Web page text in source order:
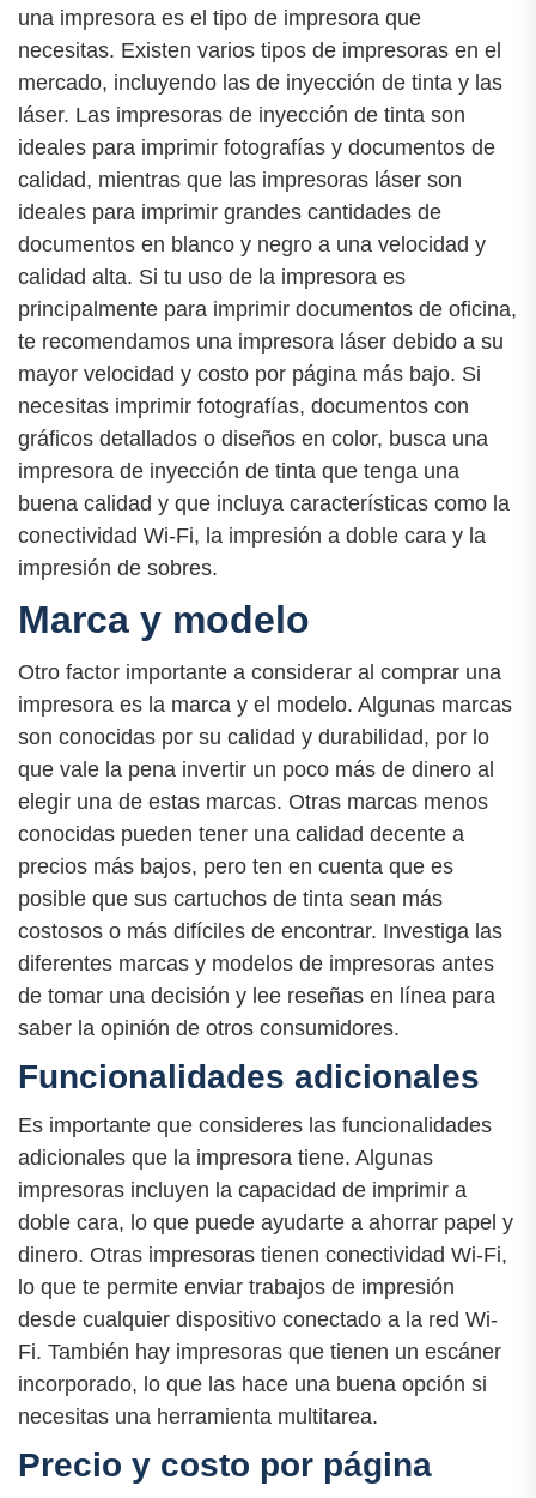
una impresora es el tipo de impresora que
necesitas. Existen varios tipos de impresoras en el
mercado, incluyendo las de inyección de tinta y las
láser. Las impresoras de inyección de tinta son
ideales para imprimir fotografías y documentos de
calidad, mientras que las impresoras láser son
ideales para imprimir grandes cantidades de
documentos en blanco y negro a una velocidad y
calidad alta. Si tu uso de la impresora es
principalmente para imprimir documentos de oficina,
te recomendamos una impresora láser debido a su
mayor velocidad y costo por página más bajo. Si
necesitas imprimir fotografías, documentos con
gráficos detallados o diseños en color, busca una
impresora de inyección de tinta que tenga una
buena calidad y que incluya características como la
conectividad Wi-Fi, la impresión a doble cara y la
impresión de sobres.
Marca y modelo
Otro factor importante a considerar al comprar una
impresora es la marca y el modelo. Algunas marcas
son conocidas por su calidad y durabilidad, por lo
que vale la pena invertir un poco más de dinero al
elegir una de estas marcas. Otras marcas menos
conocidas pueden tener una calidad decente a
precios más bajos, pero ten en cuenta que es
posible que sus cartuchos de tinta sean más
costosos o más difíciles de encontrar. Investiga las
diferentes marcas y modelos de impresoras antes
de tomar una decisión y lee reseñas en línea para
saber la opinión de otros consumidores.
Funcionalidades adicionales
Es importante que consideres las funcionalidades
adicionales que la impresora tiene. Algunas
impresoras incluyen la capacidad de imprimir a
doble cara, lo que puede ayudarte a ahorrar papel y
dinero. Otras impresoras tienen conectividad Wi-Fi,
lo que te permite enviar trabajos de impresión
desde cualquier dispositivo conectado a la red Wi-
Fi. También hay impresoras que tienen un escáner
incorporado, lo que las hace una buena opción si
necesitas una herramienta multitarea.
Precio y costo por página